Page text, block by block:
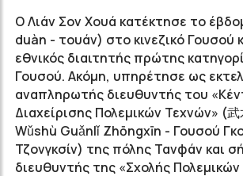
Ο Λιάν Σον Χουά κατέκτησε το
duàn - τουάν) στο κινεζικό Γουσού
εθνικός διαιτητής πρώτης
Γουσού. Ακόμη, υπηρέτησε ως
αναπληρωτής διευθυντής του
Διαχείρισης Πολεμικών Τεχνών» (武
Wǔshù Guǎnlǐ Zhōngxīn - Γουσού
Τζονγκσίν) της πόλης Τανφάν και
διευθυντής της «Σχολής